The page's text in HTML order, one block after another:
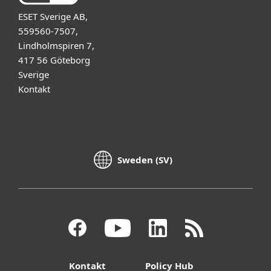
ESET Sverige AB,
559560-7507,
Lindholmspiren 7,
417 56 Göteborg
Sverige
Kontakt
Sweden (SV)
Kontakt Policy Hub